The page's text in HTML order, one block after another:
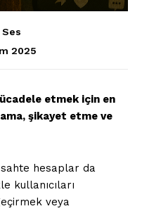
2025
etmek için en
şikayet etme ve
hesaplar da
kullanıcıları
veya